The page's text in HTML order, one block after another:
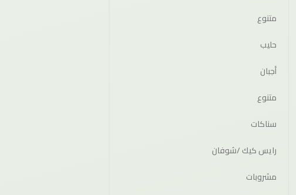
متنوع
حليب
أجبان
متنوع
سناكات
رايس كيك /شوفان
مشروبات